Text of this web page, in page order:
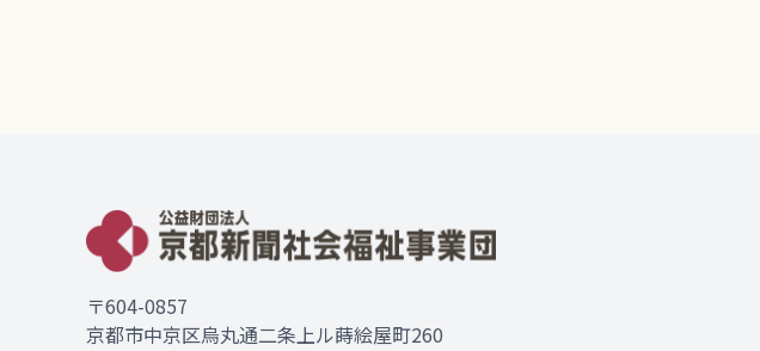
〒604-0857
京都市中京区烏丸通二条上ル蒔絵屋町260